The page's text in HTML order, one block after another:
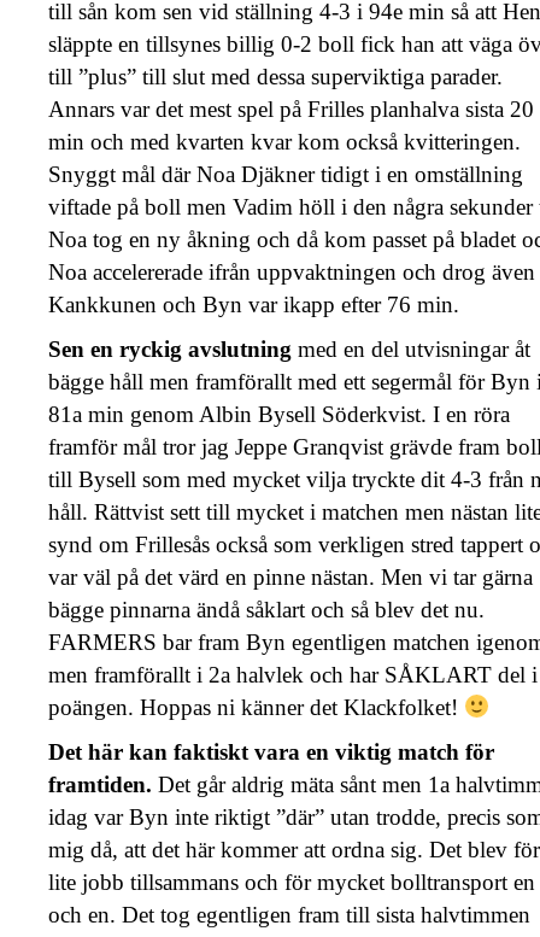
till sån kom sen vid ställning 4-3 i 94e min så att
släppte en tillsynes billig 0-2 boll fick han att väga
till ”plus” till slut med dessa superviktiga parader.
Annars var det mest spel på Frilles planhalva sista 20
min och med kvarten kvar kom också kvitteringen.
Snyggt mål där Noa Djäkner tidigt i en omställning
viftade på boll men Vadim höll i den några
Noa tog en ny åkning och då kom passet på bladet
Noa accelererade ifrån uppvaktningen och drog även
Kankkunen och Byn var ikapp efter 76 min.
Sen en ryckig avslutning med en del utvisningar åt
bägge håll men framförallt med ett segermål för Byn
81a min genom Albin Bysell Söderkvist. I en röra
framför mål tror jag Jeppe Granqvist grävde fram
till Bysell som med mycket vilja tryckte dit 4-3 från
håll. Rättvist sett till mycket i matchen men nästan
synd om Frillesås också som verkligen stred tappert
var väl på det värd en pinne nästan. Men vi tar gärna
bägge pinnarna ändå såklart och så blev det nu.
FARMERS bar fram Byn egentligen matchen
men framförallt i 2a halvlek och har SÅKLART del i
poängen. Hoppas ni känner det Klackfolket!
Det här kan faktiskt vara en viktig match för
framtiden. Det går aldrig mäta sånt men 1a
idag var Byn inte riktigt ”där” utan trodde, precis
mig då, att det här kommer att ordna sig. Det blev för
lite jobb tillsammans och för mycket bolltransport en
och en. Det tog egentligen fram till sista halvtimmen